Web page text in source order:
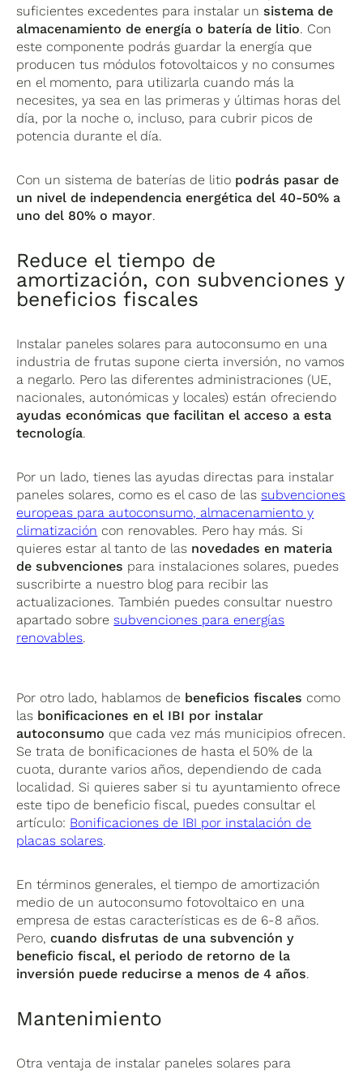
suficientes excedentes para instalar un sistema de
almacenamiento de energía o batería de litio. Con
este componente podrás guardar la energía que
producen tus módulos fotovoltaicos y no consumes
en el momento, para utilizarla cuando más la
necesites, ya sea en las primeras y últimas horas del
día, por la noche o, incluso, para cubrir picos de
potencia durante el día.
Con un sistema de baterías de litio podrás pasar de
un nivel de independencia energética del 40-50% a
uno del 80% o mayor.
Reduce el tiempo de
amortización, con subvenciones y
beneficios fiscales
Instalar paneles solares para autoconsumo en una
industria de frutas supone cierta inversión, no vamos
a negarlo. Pero las diferentes administraciones (UE,
nacionales, autonómicas y locales) están ofreciendo
ayudas económicas que facilitan el acceso a esta
tecnología.
Por un lado, tienes las ayudas directas para instalar
paneles solares, como es el caso de lassubvenciones
europeas para autoconsumo, almacenamiento y
climatización con renovables. Pero hay más. Si
quieres estar al tanto de las novedades en materia
de subvenciones para instalaciones solares, puedes
suscribirte a nuestro blog para recibir las
actualizaciones. También puedes consultar nuestro
apartado sobresubvenciones para energías
renovables.
Por otro lado, hablamos de beneficios fiscales como
las bonificaciones en el IBI por instalar
autoconsumo que cada vez más municipios ofrecen.
Se trata de bonificaciones de hasta el 50% de la
cuota, durante varios años, dependiendo de cada
localidad. Si quieres saber si tu ayuntamiento ofrece
este tipo de beneficio fiscal, puedes consultar el
artículo: Bonificaciones de IBI por instalación de
placas solares.
En términos generales, el tiempo de amortización
medio de un autoconsumo fotovoltaico en una
empresa de estas características es de 6-8 años.
Pero,cuando disfrutas de una subvención y
beneficio fiscal, el periodo de retorno de la
inversión puede reducirse a menos de 4 años.
Mantenimiento
Otra ventaja de instalar paneles solares para